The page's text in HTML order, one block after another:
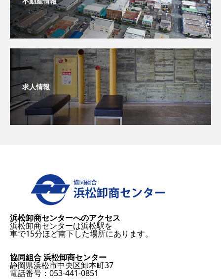
求人情報
浜松卸商センターへのアクセス
浜松卸商センターは浜松駅を
車で15分ほど南下した場所にあります。
協同組合 浜松卸商センター
静岡県浜松市中央区卸本町37
電話番号：053-441-0851